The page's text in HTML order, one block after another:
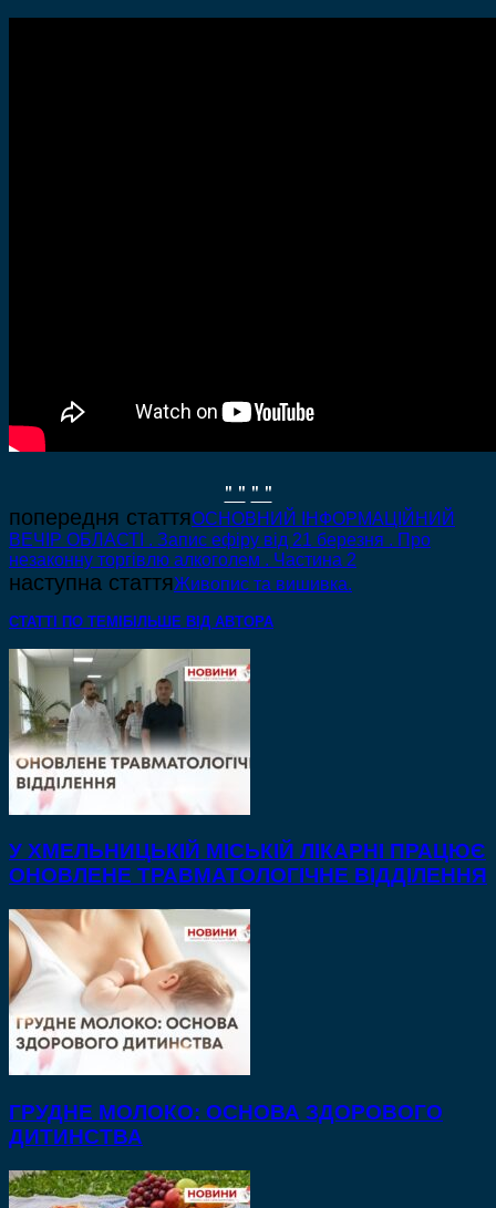
" " " "
попередня статтяОСНОВНИЙ ІНФОРМАЦІЙНИЙ
ВЕЧІР ОБЛАСТІ . Запис ефіру від 21 березня . Про
незаконну торгівлю алкоголем . Частина 2
наступна статтяЖивопис та вишивка.
СТАТТІ ПО ТЕМІ БІЛЬШЕ ВІД АВТОРА
У ХМЕЛЬНИЦЬКІЙ МІСЬКІЙ ЛІКАРНІ ПРАЦЮЄ
ОНОВЛЕНЕ ТРАВМАТОЛОГІЧНЕ ВІДДІЛЕННЯ
ГРУДНЕ МОЛОКО: ОСНОВА ЗДОРОВОГО
ДИТИНСТВА